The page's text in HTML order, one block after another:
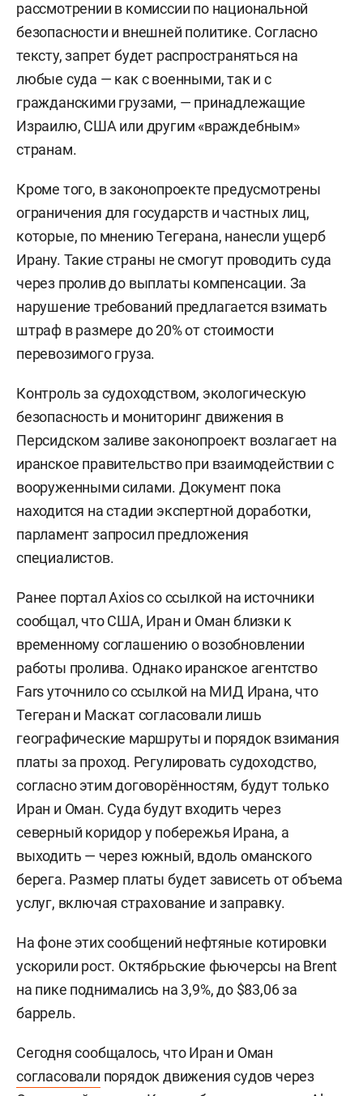
рассмотрении в комиссии по национальной
безопасности и внешней политике. Согласно
тексту, запрет будет распространяться на
любые суда — как с военными, так и с
гражданскими грузами, — принадлежащие
Израилю, США или другим «враждебным»
странам.
Кроме того, в законопроекте предусмотрены
ограничения для государств и частных лиц,
которые, по мнению Тегерана, нанесли ущерб
Ирану. Такие страны не смогут проводить суда
через пролив до выплаты компенсации. За
нарушение требований предлагается взимать
штраф в размере до 20% от стоимости
перевозимого груза.
Контроль за судоходством, экологическую
безопасность и мониторинг движения в
Персидском заливе законопроект возлагает на
иранское правительство при взаимодействии с
вооруженными силами. Документ пока
находится на стадии экспертной доработки,
парламент запросил предложения
специалистов.
Ранее портал Axios со ссылкой на источники
сообщал, что США, Иран и Оман близки к
временному соглашению о возобновлении
работы пролива. Однако иранское агентство
Fars уточнило со ссылкой на МИД Ирана, что
Тегеран и Маскат согласовали лишь
географические маршруты и порядок взимания
платы за проход. Регулировать судоходство,
согласно этим договорённостям, будут только
Иран и Оман. Суда будут входить через
северный коридор у побережья Ирана, а
выходить — через южный, вдоль оманского
берега. Размер платы будет зависеть от объема
услуг, включая страхование и заправку.
На фоне этих сообщений нефтяные котировки
ускорили рост. Октябрьские фьючерсы на Brent
на пике поднимались на 3,9%, до $83,06 за
баррель.
Сегодня сообщалось, что Иран и Оман
согласовали порядок движения судов через